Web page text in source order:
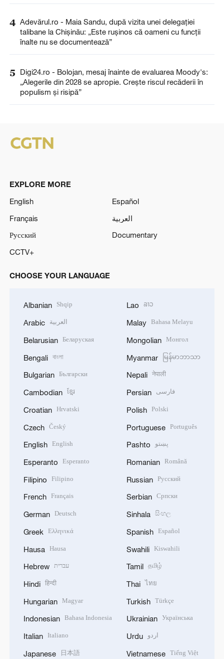
4 Adevărul.ro - Maia Sandu, după vizita unei delegației
talibane la Chișinău: „Este rușinos că oameni cu funcții
înalte nu se documentează”
5
Digi24.ro - Bolojan, mesaj înainte de evaluarea Moody's:
„Alegerile din 2028 se apropie. Crește riscul recăderii în
populism și risipă”
EXPLORE MORE
English
Español
Français
العربية
Русский
Documentary
CCTV+
CHOOSE YOUR LANGUAGE
Albanian Shqip
Arabic العربية
Belarusian Беларуская
Bengali বাংলা
Bulgarian Български
Cambodian ខ្មែរ
Croatian Hrvatski
Czech Český
English English
Esperanto Esperanto
Filipino Filipino
French Français
German Deutsch
Greek Ελληνικά
Hausa Hausa
Hebrew עברית
Hindi हिन्दी
Hungarian Magyar
Indonesian Bahasa Indonesia
Italian Italiano
Japanese 日本語
Lao ລາວ
Malay Bahasa Melayu
Mongolian Монгол
Myanmar မြန်မာဘာသာ
Nepali नेपाली
Persian فارسی
Polish Polski
Portuguese Português
Pashto پښتو
Romanian Română
Russian Русский
Serbian Српски
Sinhala සිංහල
Spanish Español
Swahili Kiswahili
Tamil தமிழ்
Thai ไทย
Turkish Türkçe
Ukrainian Українська
Urdu اردو
Vietnamese Tiếng Việt